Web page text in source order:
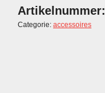
Artikelnummer:
Categorie: accessoires